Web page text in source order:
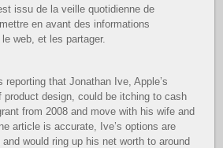
issu de la veille quotidienne de
en avant des informations
web, et les partager.
that Jonathan Ive, Apple’s
product design, could be itching to cash
from 2008 and move with his wife and
article is accurate, Ive’s options are
would ring up his net worth to around